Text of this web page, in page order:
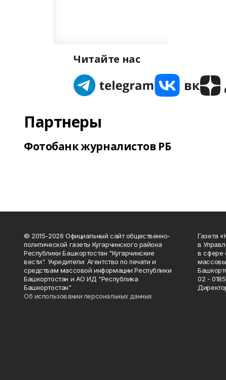
Читайте нас
Партнеры
Фотобанк журналистов РБ
© 2015-2026 Официальный сайт общественно-
политической газеты Кугарчинского района
Республики Башкортостан "Кугарчинские
вести". Учредители: Агентство по печати и
средствам массовой информации Республики
Башкортостан и АО ИД "Республика
Башкортостан"
Об использовании персональных данных
Газета
в
в сфере
02 -